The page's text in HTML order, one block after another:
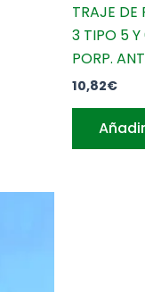
TRAJE DE
3 TIPO 5 Y
PORP.
10,82€